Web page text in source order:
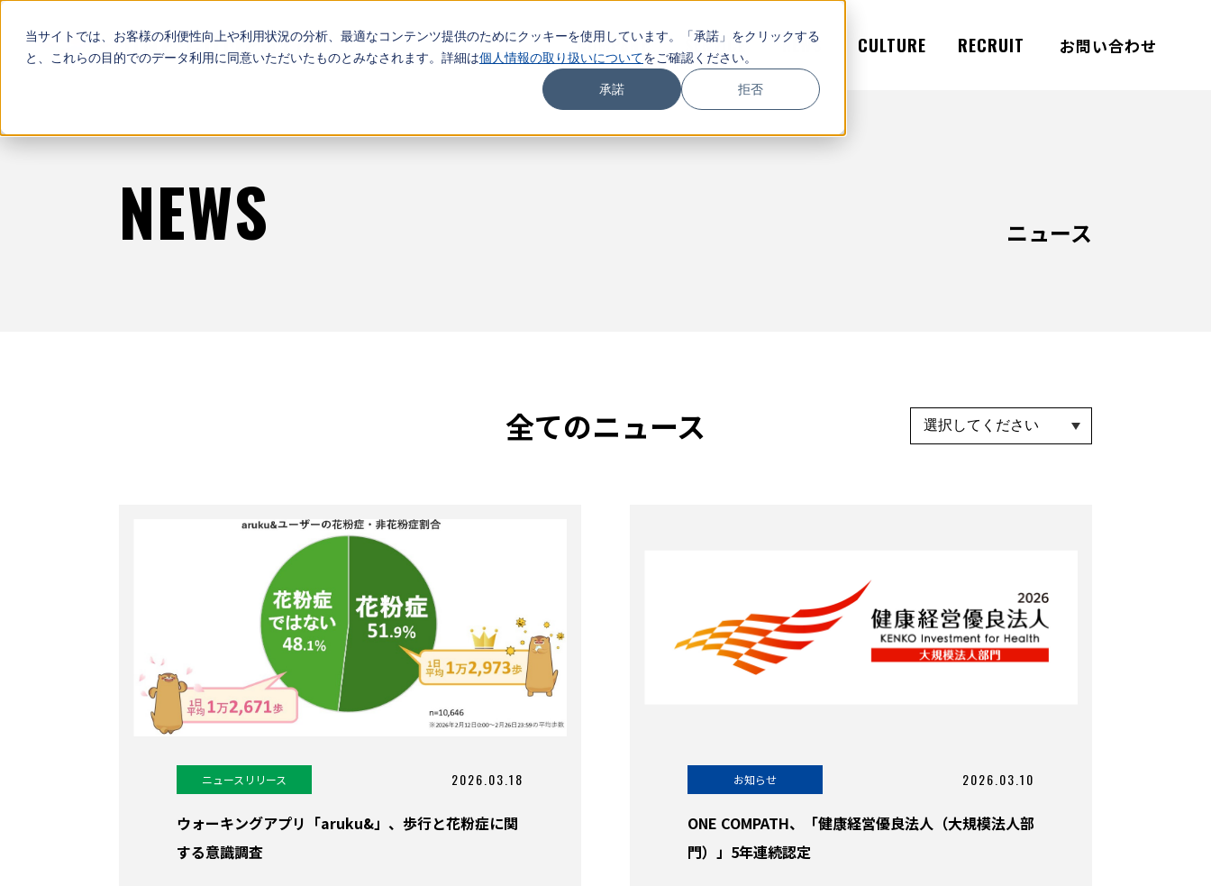
当サイトでは、お客様の利便性向上や利用状況の分析、最適なコンテンツ提供のためにクッキーを使用しています。「承諾」をクリックする
と、これらの目的でのデータ利用に同意いただいたものとみなされます。詳細は個人情報の取り扱いについてをご確認ください。
承諾 拒否
COMPANY SERVICE NEWS CULTURE RECRUIT お問い合わせ
NEWS ニュース
全てのニュース
ニュースリリース 2026.03.18
ウォーキングアプリ「aruku&」、歩行と花粉症に関
する意識調査
お知らせ 2026.03.10
ONE COMPATH、「健康経営優良法人（大規模法人部
門）」5年連続認定